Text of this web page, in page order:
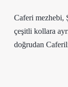
Caferi mezhebi,
çeşitli kollara
doğrudan